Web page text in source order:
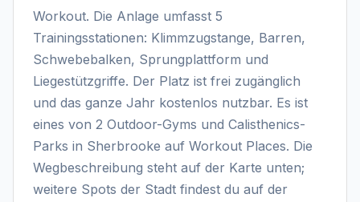
Workout. Die Anlage umfasst 5
Trainingsstationen: Klimmzugstange, Barren,
Schwebebalken, Sprungplattform und
Liegestützgriffe. Der Platz ist frei zugänglich
und das ganze Jahr kostenlos nutzbar. Es ist
eines von 2 Outdoor-Gyms und Calisthenics-
Parks in Sherbrooke auf Workout Places. Die
Wegbeschreibung steht auf der Karte unten;
weitere Spots der Stadt findest du auf der